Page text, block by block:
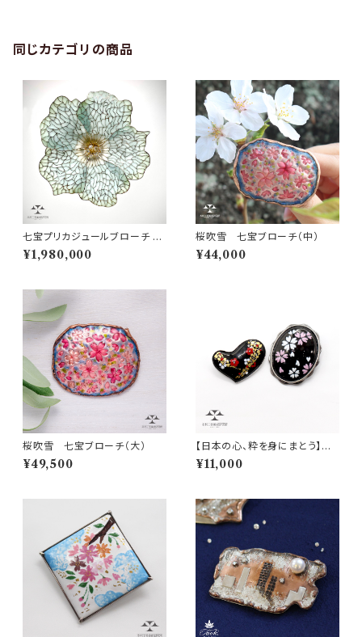
同じカテゴリの商品
七宝プリカジュールブローチ Br
ooch "Hibiscus" ハイビスカ
ス
¥1,980,000
桜吹雪 七宝ブローチ（中）
¥44,000
桜吹雪 七宝ブローチ（大）
¥49,500
【日本の心、粋を身にまとう】梅、
桜の七宝ブローチ・ペンダント
¥11,000